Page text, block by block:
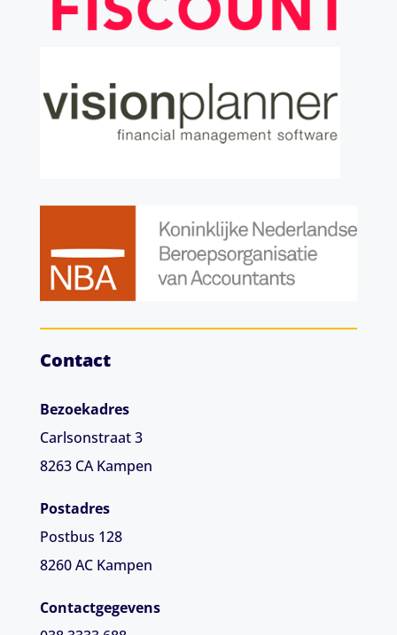
Contact
Bezoekadres
Carlsonstraat 3
8263 CA Kampen
Postadres
Postbus 128
8260 AC Kampen
Contactgegevens